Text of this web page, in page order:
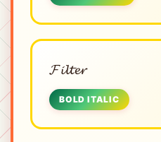
𝓕𝓲𝓵𝓽𝓮𝓻
BOLD ITALIC